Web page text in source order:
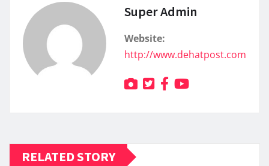
Super Admin
Website:
http://www.dehatpost.com
RELATED STORY